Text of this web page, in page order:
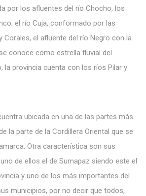
por los afluentes del río Chocho, los
el río Cuja, conformado por las
Corales, el afluente del río Negro con la
conoce como estrella fluvial del
la provincia cuenta con los ríos Pilar y
ubicada en una de las partes más
la parte de la Cordillera Oriental que se
Otra característica son sus
de ellos el de Sumapaz siendo este el
y uno de los más importantes del
municipios, por no decir que todos,